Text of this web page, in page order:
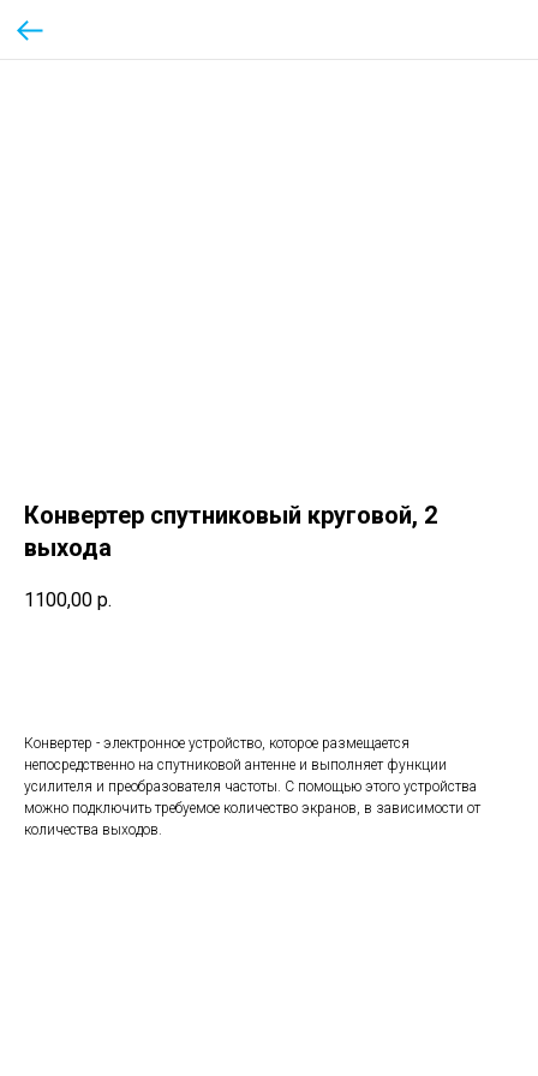
Конвертер спутниковый круговой, 2
выхода
1100,00 р.
Конвертер - электронное устройство, которое размещается
непосредственно на спутниковой антенне и выполняет функции
усилителя и преобразователя частоты. С помощью этого устройства
можно подключить требуемое количество экранов, в зависимости от
количества выходов.